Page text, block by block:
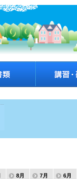
8月 7月 6月